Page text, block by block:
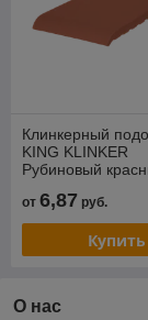
Клинкерный
KING KLINKER
Рубиновый
от 6,87 руб.
Купить
О нас